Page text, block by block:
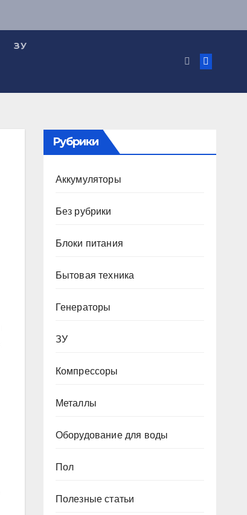
ЗУ
Рубрики
Аккумуляторы
Без рубрики
Блоки питания
Бытовая техника
Генераторы
ЗУ
Компрессоры
Металлы
Оборудование для воды
Пол
Полезные статьи